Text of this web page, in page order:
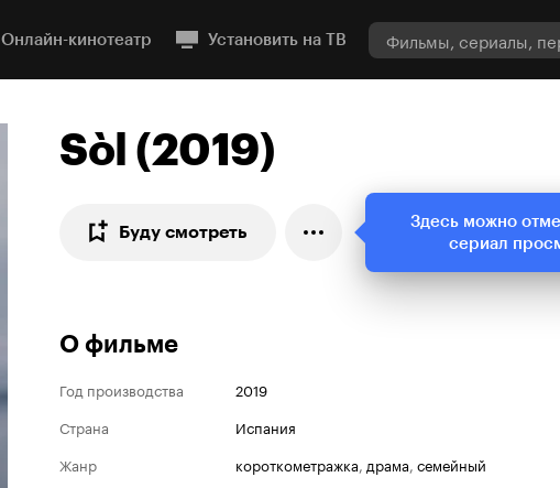
Онлайн-кинотеатр Установить на ТВ
Sòl (2019)
Буду смотреть
О фильме
Год производства
2019
Страна
Испания
Жанр
короткометражка, драма, семейный
Здесь можно
сериал